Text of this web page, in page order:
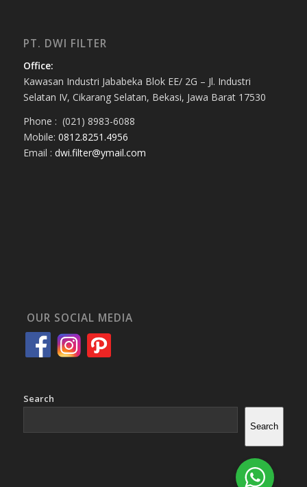
PT. DWI FILTER
Office:
Kawasan Industri Jababeka Blok EE/ 2G – Jl. Industri
Selatan IV, Cikarang Selatan, Bekasi, Jawa Barat 17530
Phone : (021) 8983-6088
Mobile: 0812.8251.4956
Email : dwi.filter@ymail.com
OUR SOCIAL MEDIA
Search
Search